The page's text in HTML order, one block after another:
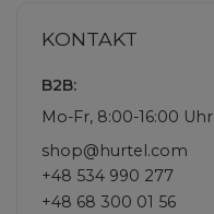
KONTAKT
B2B:
Mo-Fr, 8:00-16:00 Uhr
shop@hurtel.com
+48 534 990 277
+48 68 300 01 56